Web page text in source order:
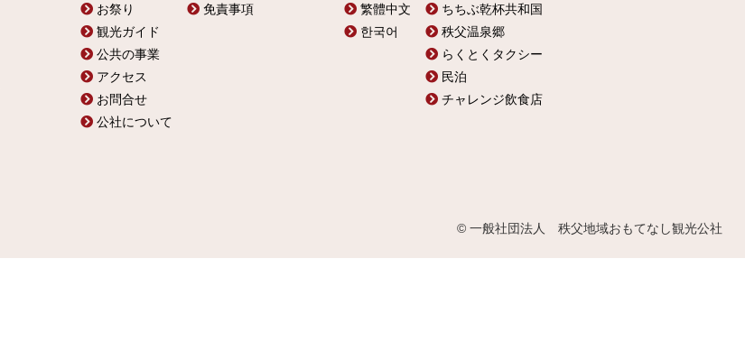
お祭り
観光ガイド
公共の事業
アクセス
お問合せ
公社について
免責事項
繁體中文
한국어
ちちぶ乾杯共和国
秩父温泉郷
らくとくタクシー
民泊
チャレンジ飲食店
© 一般社団法人 秩父地域おもてなし観光公社